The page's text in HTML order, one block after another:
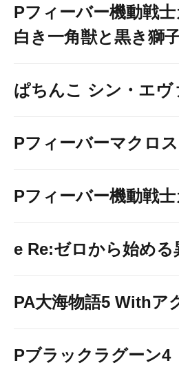
Pフィーバー機動戦
白き一角獣と黒き獅
ぱちんこ シン・エ
Pフィーバーマクロ
Pフィーバー機動戦
e Re:ゼロから始め
PA大海物語5 Withア
Pブラックラグーン4